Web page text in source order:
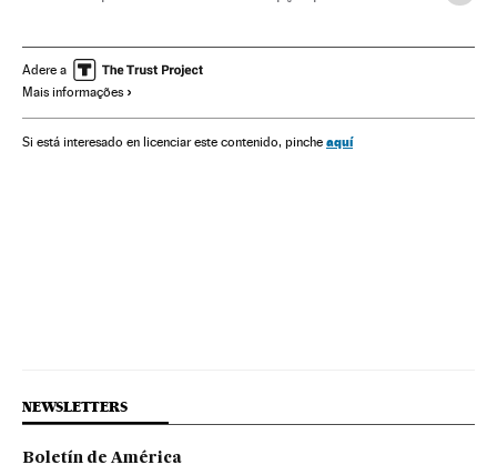
Partidos políticos Corrupção
Delitos fiscais
Empresas Política Delitos Economia Justiça
Adere a
Mais informações
Si está interesado en licenciar este contenido, pinche aquí
NEWSLETTERS
Boletín de América